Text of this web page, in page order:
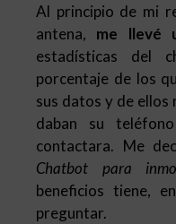
Al principio de mi
antena, me llevé
estadísticas del
porcentaje de los
sus datos y de ellos
daban su
contactara. Me
Chatbot para
beneficios tiene,
preguntar.